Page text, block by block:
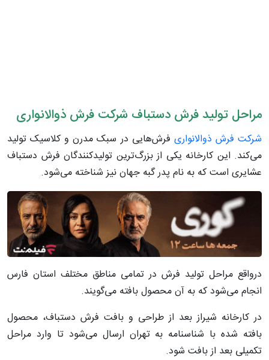
مراحل تولید فرش دستباف شرکت فرش ذوالانواری
شرکت فرش ذوالانواری فرش‌هایی در سبک مدرن و کلاسیک تولید
می‌کند. این کارخانه یکی از بزرگ‌ترین تولیدکنندگان فرش دستباف
عشایری است که به نام پدر گبه جهان نیز شناخته می‌شود.
درواقع مراحل تولید فرش در تمامی مناطق مختلف استان فارس
انجام می‌شود که به آن محصول بافته می‌گویند.
در کارخانه شیراز بعد از طراحی و بافت فرش دستباف، محصول
بافته شده با شناسنامه به تهران ارسال می‌شود تا وارد مراحل
تکمیلی بعد از بافت شود.